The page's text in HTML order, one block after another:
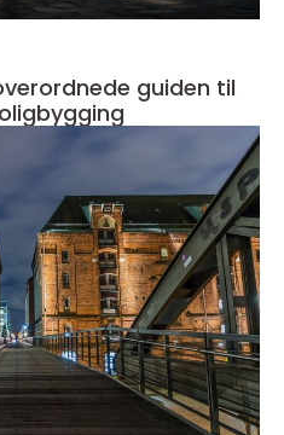
guiden til